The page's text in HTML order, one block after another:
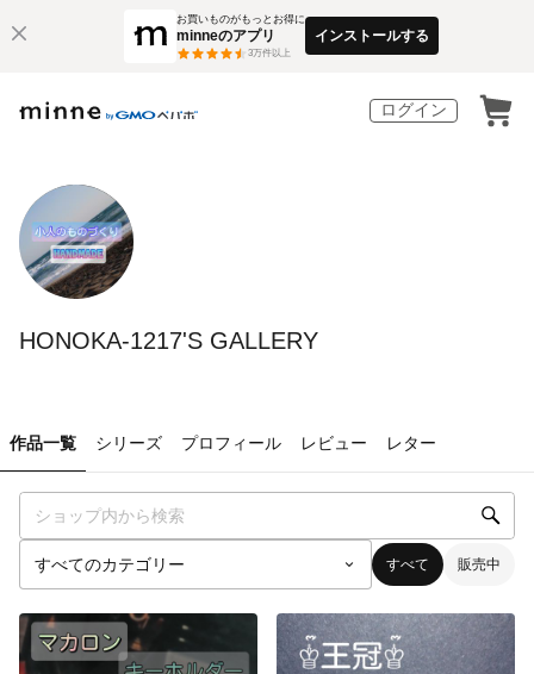
お買いものがもっとお得に
minneのアプリ
3万件以上
インストールする
ログイン
HONOKA-1217'S GALLERY
作品一覧 シリーズ プロフィール レビュー レター
すべて 販売中